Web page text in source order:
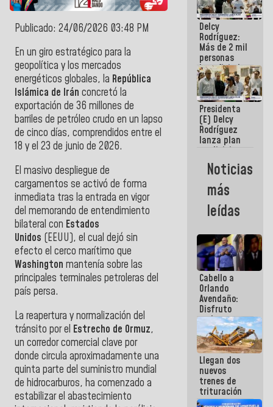
Publicado: 24/06/2026 03:48 PM
En un giro estratégico para la
geopolítica y los mercados
energéticos globales, la República
Islámica de Irán concretó la
exportación de 36 millones de
barriles de petróleo crudo en un lapso
de cinco días, comprendidos entre el
18 y el 23 de junio de 2026.
El masivo despliegue de
cargamentos se activó de forma
inmediata tras la entrada en vigor
del memorando de entendimiento
bilateral con Estados
Unidos (EEUU), el cual dejó sin
efecto el cerco marítimo que
Washington mantenía sobre las
principales terminales petroleras del
país persa.
La reapertura y normalización del
tránsito por el Estrecho de Ormuz,
un corredor comercial clave por
donde circula aproximadamente una
quinta parte del suministro mundial
de hidrocarburos, ha comenzado a
estabilizar el abastecimiento
aprobada
por la AN
Delcy
Rodríguez:
Más de 2 mil
personas
beneficiadas
con planes
para
atención de
emergencia
sísmica en
la última
semana
Presidenta
(E) Delcy
Rodríguez
lanza plan
crediticio
con subsidio
a Juntas de
Condominio
Noticias
más
leídas
Cabello a
Orlando
Avendaño:
Disfruto
cada vez
que escribes
porque lo
que haces
es
embarrarla
Llegan dos
nuevos
trenes de
trituración
para